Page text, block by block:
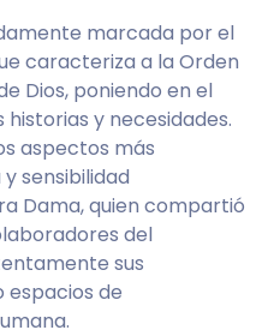
marcada por el
caracteriza a la Orden
Dios, poniendo en el
y necesidades.
aspectos más
sensibilidad
Dama, quien compartió
del
sus
espacios de